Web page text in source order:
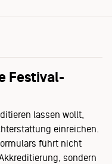
Festival-
lassen wollt,
einreichen.
führt nicht
sondern